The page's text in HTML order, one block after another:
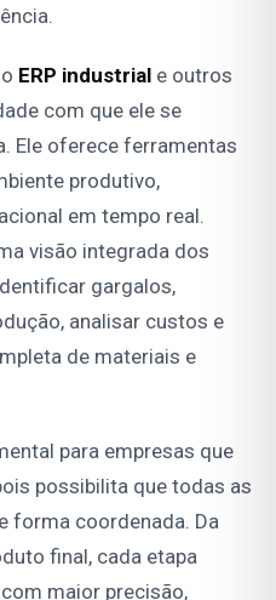
ERP industrial e outros
com que ele se
Ele oferece ferramentas
produtivo,
em tempo real.
visão integrada dos
gargalos,
analisar custos e
de materiais e
para empresas que
possibilita que todas as
forma coordenada. Da
final, cada etapa
maior precisão,